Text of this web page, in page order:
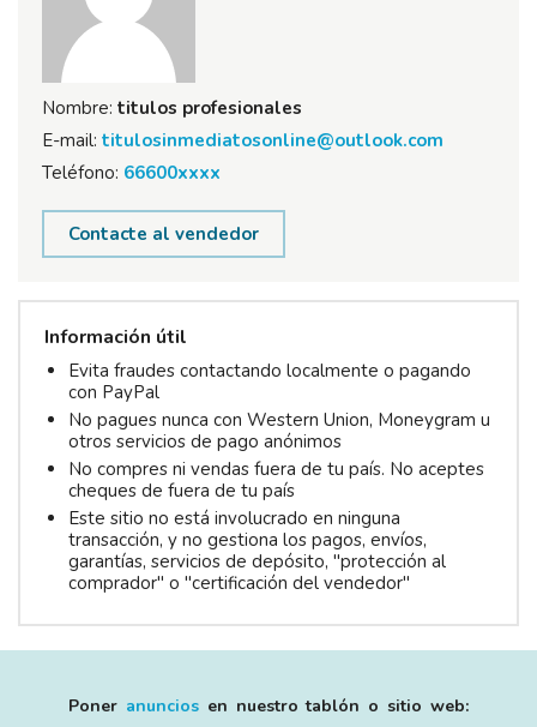
Nombre: titulos profesionales
E-mail: titulosinmediatosonline@outlook.com
Teléfono: 66600xxxx
Contacte al vendedor
Información útil
Evita fraudes contactando localmente o pagando
con PayPal
No pagues nunca con Western Union, Moneygram u
otros servicios de pago anónimos
No compres ni vendas fuera de tu país. No aceptes
cheques de fuera de tu país
Este sitio no está involucrado en ninguna
transacción, y no gestiona los pagos, envíos,
garantías, servicios de depósito, "protección al
comprador" o "certificación del vendedor"
Poner anunciosen nuestro tablón o sitio web: